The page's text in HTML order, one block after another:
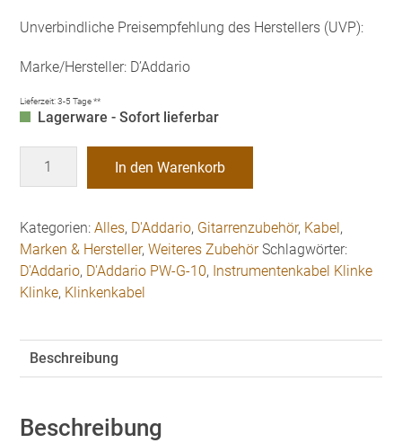
Unverbindliche Preisempfehlung des Herstellers (UVP):
Marke/Hersteller: D’Addario
Lieferzeit:3-5 Tage **
Lagerware - Sofort lieferbar
10
Instrumentenkabel
Menge
In den Warenkorb
Kategorien:Alles, D'Addario, Gitarrenzubehör, Kabel ,
Marken & Hersteller,Weiteres Zubehör Schlagwörter:
D'Addario, D'Addario PW-G-10, Instrumentenkabel Klinke
Klinke, Klinkenkabel
Beschreibung
Beschreibung